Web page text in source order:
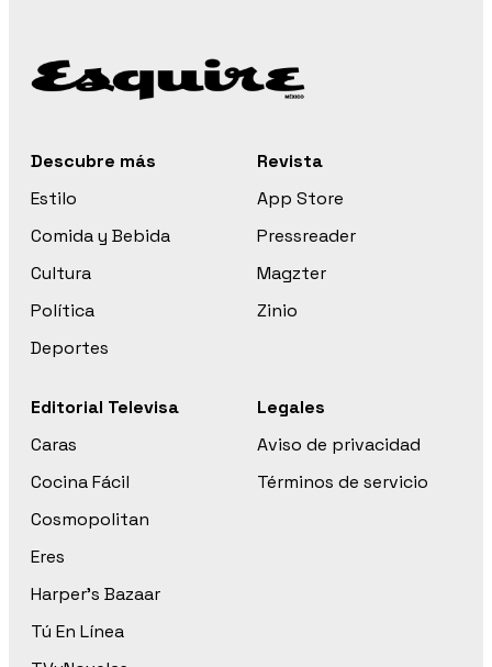
Descubre más
Estilo
Comida y Bebida
Cultura
Política
Deportes
Revista
App Store
Pressreader
Magzter
Zinio
Editorial Televisa
Caras
Cocina Fácil
Cosmopolitan
Eres
Harper’s Bazaar
Tú En Línea
Legales
Aviso de privacidad
Términos de servicio